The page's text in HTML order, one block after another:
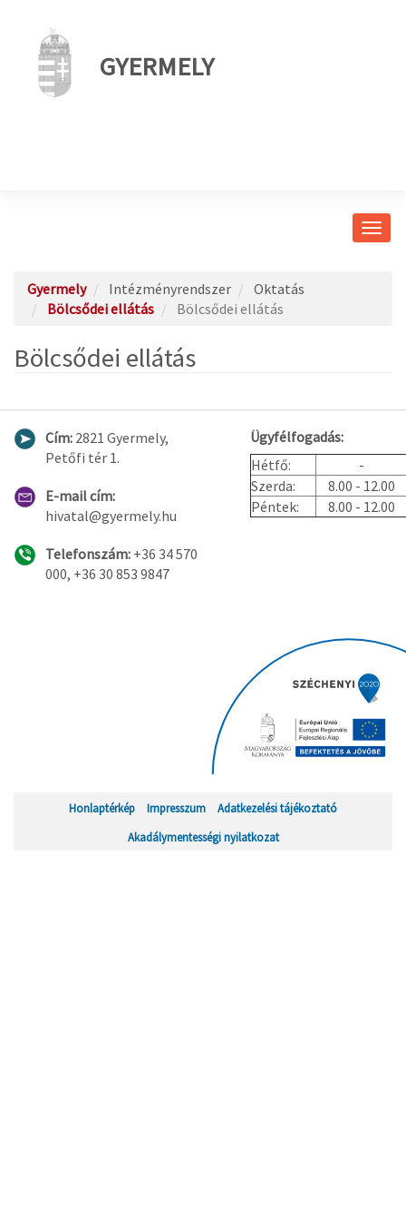
GYERMELY
Gyermely Intézményrendszer
Oktatás
Bölcsődei ellátás
Bölcsődei ellátás
Bölcsődei ellátás
Cím: 2821 Gyermely,
Petőfi tér 1.
E-mail cím:
hivatal@gyermely.hu
Telefonszám: +36 34 570
000, +36 30 853 9847
Ügyfélfogadás:
Hétfő:
-
Szerda:
8.00 - 12.00
Péntek:
8.00 - 12.00
Honlaptérkép Impresszum
Adatkezelési tájékoztató
Akadálymentességi nyilatkozat